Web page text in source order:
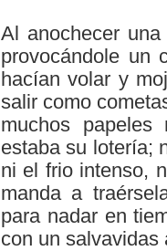
Al anochecer
provocándole un
hacían volar y
salir como
muchos
estaba su lotería;
ni el frio intenso,
manda a
para nadar en
con un